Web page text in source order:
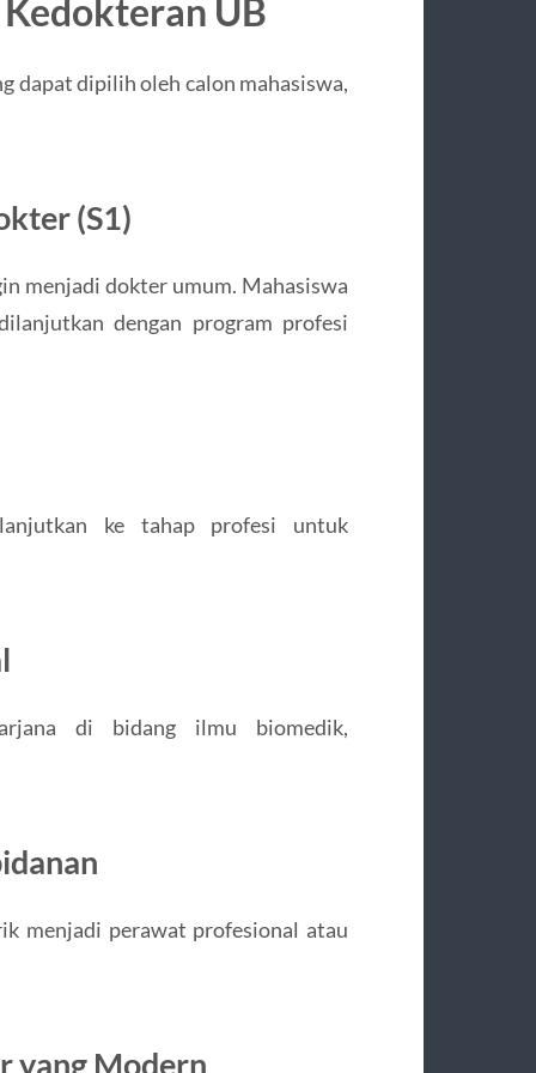
UB
dapat dipilih oleh calon mahasiswa,
(S1)
menjadi dokter umum. Mahasiswa
dengan program profesi
ke tahap profesi untuk
di bidang ilmu biomedik,
menjadi perawat profesional atau
yang Modern